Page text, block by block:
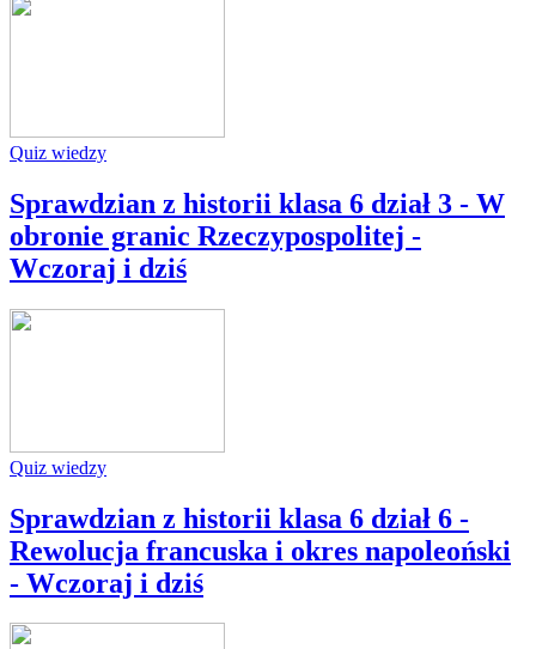
Quiz wiedzy
Sprawdzian z historii klasa 6 dział 3 - W
obronie granic Rzeczypospolitej -
Wczoraj i dziś
Quiz wiedzy
Sprawdzian z historii klasa 6 dział 6 -
Rewolucja francuska i okres napoleoński
- Wczoraj i dziś